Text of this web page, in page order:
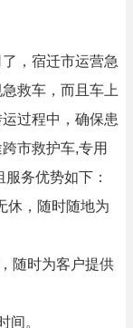
，宿迁市运营急
救车，而且车上
过程中，确保患
市救护车,专用
务优势如下：
休，随时随地为
随时为客户提供
间。